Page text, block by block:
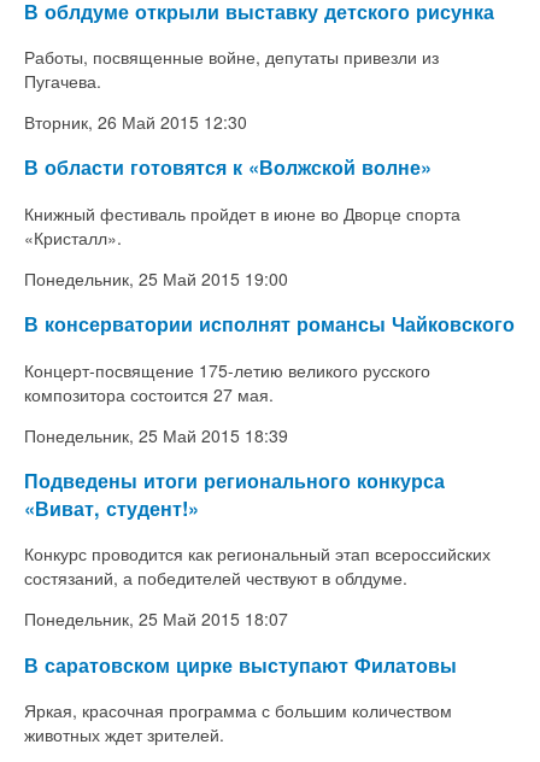
В облдуме открыли выставку детского рисунка
Работы, посвященные войне, депутаты привезли из
Пугачева.
Вторник, 26 Май 2015 12:30
В области готовятся к «Волжской волне»
Книжный фестиваль пройдет в июне во Дворце спорта
«Кристалл».
Понедельник, 25 Май 2015 19:00
В консерватории исполнят романсы Чайковского
Концерт-посвящение 175-летию великого русского
композитора состоится 27 мая.
Понедельник, 25 Май 2015 18:39
Подведены итоги регионального конкурса
«Виват, студент!»
Конкурс проводится как региональный этап всероссийских
состязаний, а победителей чествуют в облдуме.
Понедельник, 25 Май 2015 18:07
В саратовском цирке выступают Филатовы
Яркая, красочная программа с большим количеством
животных ждет зрителей.